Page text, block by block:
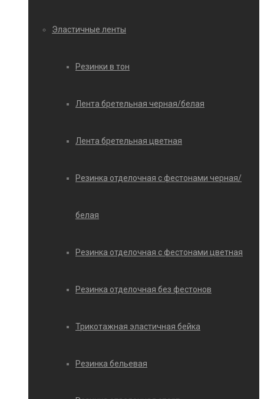
Эластичные ленты
Резинки в тон
Лента бретельная черная/белая
Лента бретельная цветная
Резинка отделочная с фестонами черная/
белая
Резинка отделочная с фестонами цветная
Резинка отделочная без фестонов
Трикотажная эластичная бейка
Резинка бельевая